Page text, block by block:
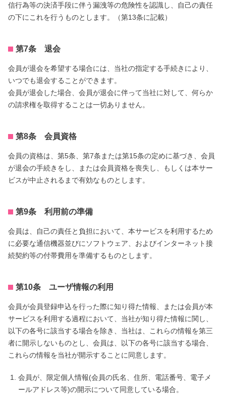
信行為等の決済手段に伴う漏洩等の危険性を認識し、自己の責任
の下にこれを行うものとします。（第13条に記載）
第7条 退会
会員が退会を希望する場合には、当社の指定する手続きにより、
いつでも退会することができます。
会員が退会した場合、会員が退会に伴って当社に対して、何らか
の請求権を取得することは一切ありません。
第8条 会員資格
会員の資格は、第5条、第7条または第15条の定めに基づき、会員
が退会の手続きをし、または会員資格を喪失し、もしくは本サー
ビスが中止されるまで有効なものとします。
第9条 利用前の準備
会員は、自己の責任と負担において、本サービスを利用するため
に必要な通信機器並びにソフトウェア、およびインターネット接
続契約等の付帯費用を準備するものとします。
第10条 ユーザ情報の利用
会員が会員登録申込を行った際に知り得た情報、または会員が本
サービスを利用する過程において、当社が知り得た情報に関し、
以下の各号に該当する場合を除き、当社は、これらの情報を第三
者に開示しないものとし、会員は、以下の各号に該当する場合、
これらの情報を当社が開示することに同意します。
会員が、限定個人情報(会員の氏名、住所、電話番号、電子メ
ールアドレス等)の開示について同意している場合。